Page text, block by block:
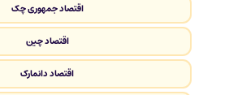
اقتصاد جمهوری چک
اقتصاد چین
اقتصاد دانمارک